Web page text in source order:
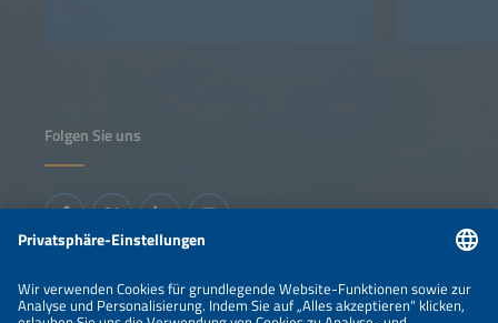
Folgen Sie uns
Informationen